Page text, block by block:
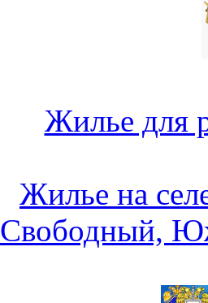
Жилье для
Жилье на
Свободный,